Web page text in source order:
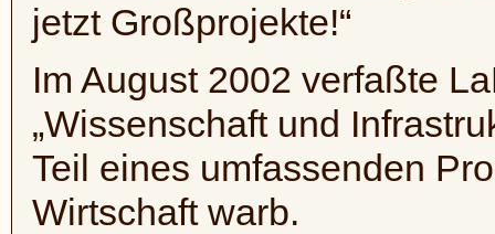
jetzt Großprojekte!“
Im August 2002 verfaßte
„Wissenschaft und
Teil eines umfassenden
Wirtschaft warb.